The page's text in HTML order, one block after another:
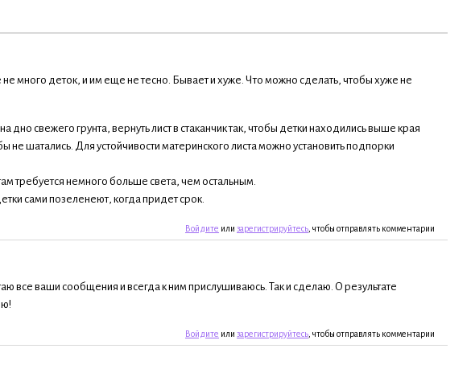
много деток, и им еще не тесно. Бывает и хуже. Что можно сделать, чтобы хуже не
дно свежего грунта, вернуть лист в стаканчик так, чтобы детки находились выше края
не шатались. Для устойчивости материнского листа можно установить подпорки
требуется немного больше света, чем остальным.
сами позеленеют, когда придет срок.
Войдите или зарегистрируйтесь , чтобы отправлять комментарии
все ваши сообщения и всегда к ним прислушиваюсь. Так и сделаю. О результате
Войдите или зарегистрируйтесь , чтобы отправлять комментарии